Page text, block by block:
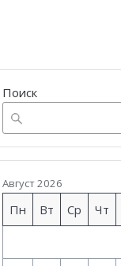
Поиск
Август 2026
Пн Вт Ср Чт